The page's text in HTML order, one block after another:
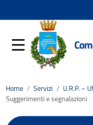
Home / Servizi / U.R.P. –
Suggerimenti e segnalazioni